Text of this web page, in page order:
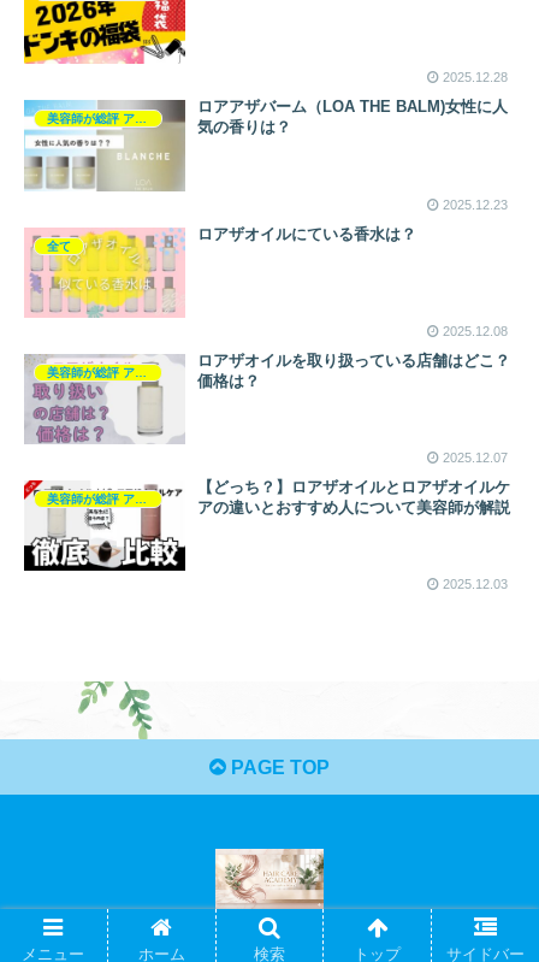
2025.12.28
美容師が総評 アウトバス
ロアアザバーム（LOA THE BALM)女性に人
気の香りは？
2025.12.23
全て
ロアザオイルにている香水は？
2025.12.08
ロアザオイルを取り扱っている店舗はどこ？
価格は？
2025.12.07
【どっち？】ロアザオイルとロアザオイルケ
アの違いとおすすめ人について美容師が解説
2025.12.03
PAGE TOP
© 2021 ヘアケアアカデミー.
メニュー ホーム 検索 トップ サイドバー